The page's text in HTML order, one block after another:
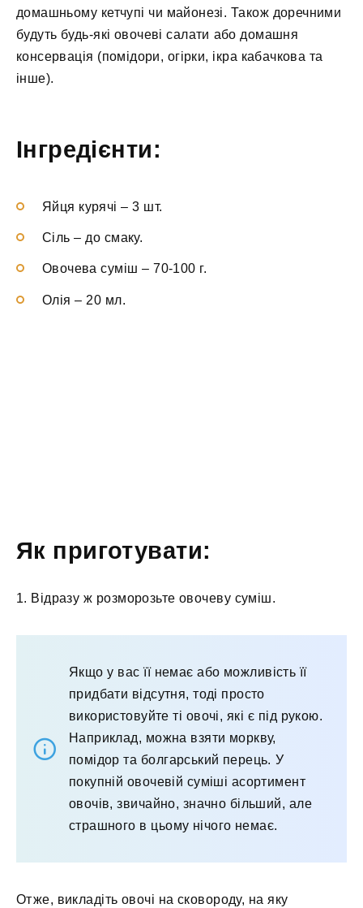
домашньому кетчупі чи майонезі. Також доречними
будуть будь-які овочеві салати або домашня
консервація (помідори, огірки, ікра кабачкова та
інше).
Інгредієнти:
Яйця курячі –3 шт.
Сіль – до смаку.
Овочева суміш – 70-100 г.
Олія – 20 мл.
Як приготувати:
1. Відразу ж розморозьте овочеву суміш.
Якщо у вас її немає або можливість її
придбати відсутня, тоді просто
використовуйте ті овочі, які є під рукою.
Наприклад, можна взяти моркву,
помідор та болгарський перець. У
покупній овочевій суміші асортимент
овочів, звичайно, значно більший, але
страшного в цьому нічого немає.
Отже, викладіть овочі на сковороду, на яку